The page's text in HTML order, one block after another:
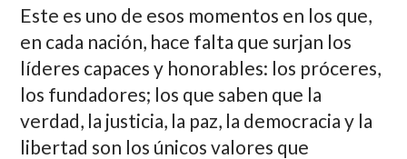
Este es uno de esos momentos en los que,
en cada nación, hace falta que surjan los
líderes capaces y honorables: los próceres,
los fundadores; los que saben que la
verdad, la justicia, la paz, la democracia y la
libertad son los únicos valores que